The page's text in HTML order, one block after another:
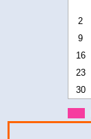
2
9
16
23
30